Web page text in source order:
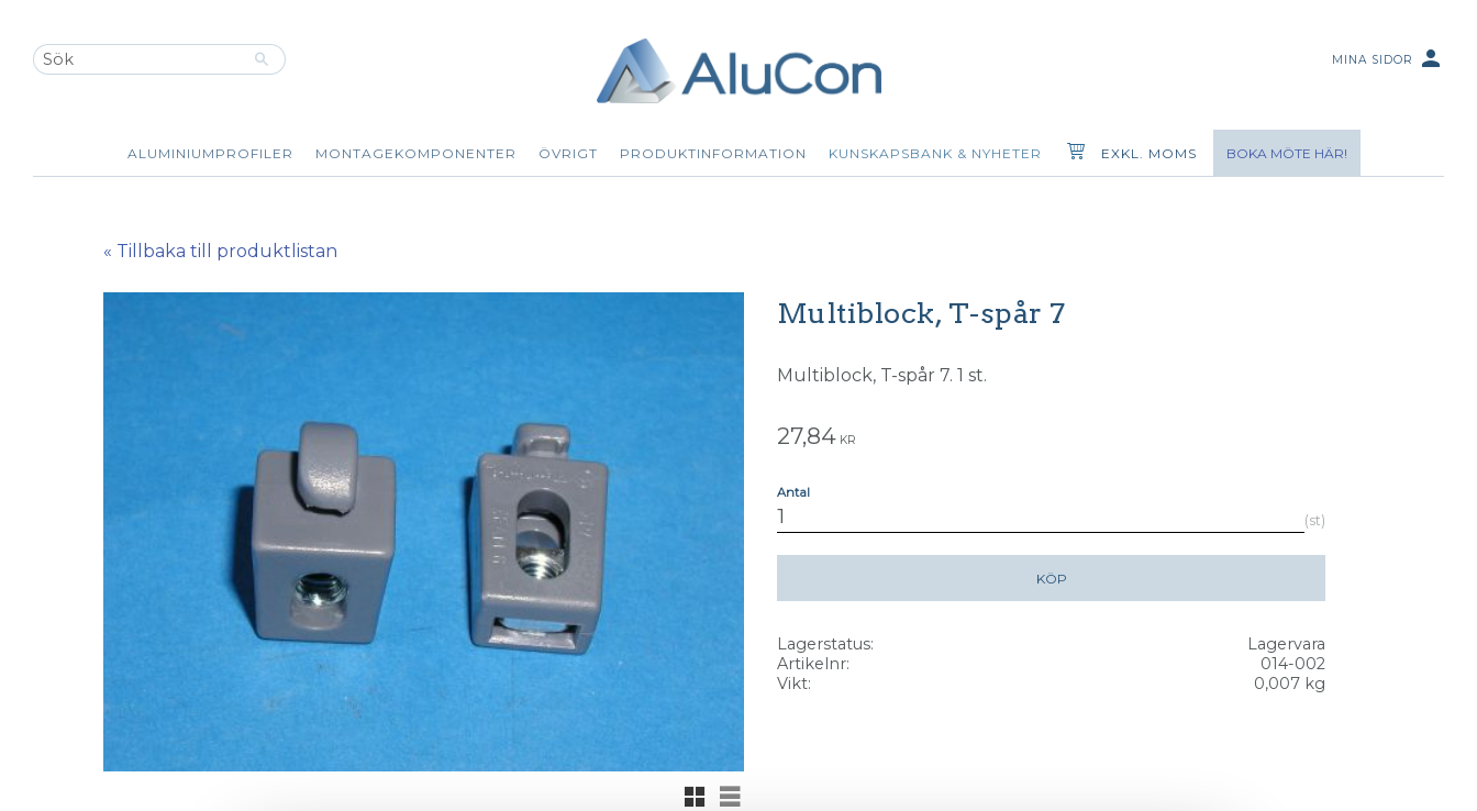
MINA SIDOR person
ALUMINIUMPROFILER MONTAGEKOMPONENTER ÖVRIGT PRODUKTINFORMATION KUNSKAPSBANK & NYHETER EXKL. MOMS BOKA MÖTE HÄR!
« Tillbaka till produktlistan
Multiblock, T-spår 7
Multiblock, T-spår 7. 1 st.
Rutnätsvy
Listvy
27,84KR
Antal
st
KÖP
Lagerstatus
Lagervara
Artikelnr
014-002
Vikt
0,007 kg